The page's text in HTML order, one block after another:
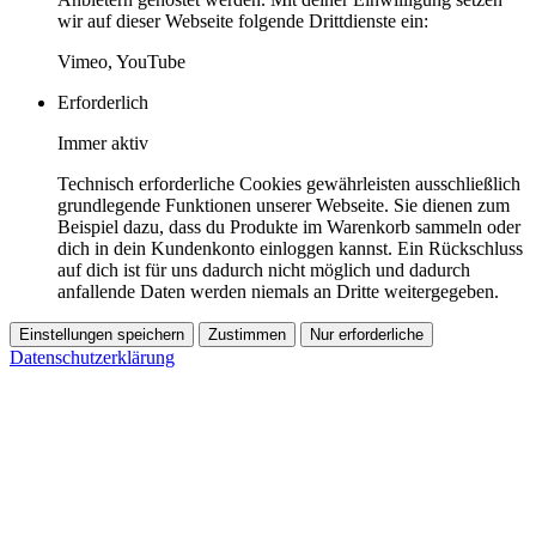
wir auf dieser Webseite folgende Drittdienste ein:
Vimeo, YouTube
Erforderlich
Immer aktiv
Technisch erforderliche Cookies gewährleisten ausschließlich
grundlegende Funktionen unserer Webseite. Sie dienen zum
Beispiel dazu, dass du Produkte im Warenkorb sammeln oder
dich in dein Kundenkonto einloggen kannst. Ein Rückschluss
auf dich ist für uns dadurch nicht möglich und dadurch
anfallende Daten werden niemals an Dritte weitergegeben.
Einstellungen speichern Zustimmen Nur erforderliche
Datenschutzerklärung